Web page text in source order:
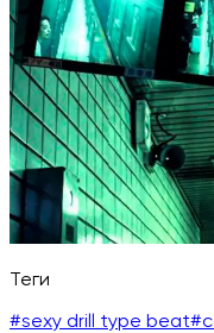
Теги
#sexy drill type beat#